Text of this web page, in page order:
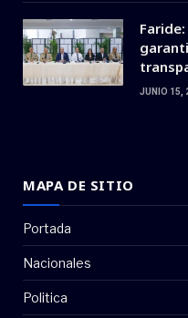
JUNIO 15,
MAPA DE SITIO
Portada
Nacionales
Politica